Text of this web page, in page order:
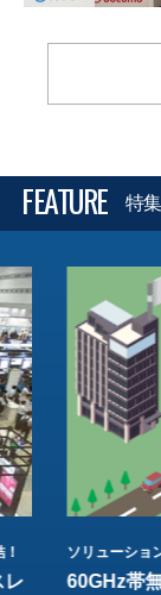
FEATURE 特集
レ
ソリューショ
60GHz帯